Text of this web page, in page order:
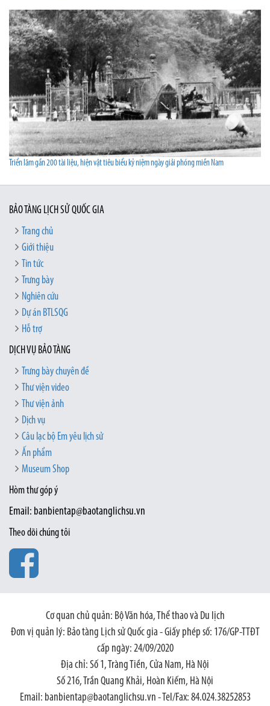
Triển lãm gần 200 tài liệu, hiện vật tiêu biểu kỷ niệm ngày giải phóng miền Nam
BẢO TÀNG LỊCH SỬ QUỐC GIA
Trang chủ
Giới thiệu
Tin tức
Trưng bày
Nghiên cứu
Dự án BTLSQG
Hỗ trợ
DỊCH VỤ BẢO TÀNG
Trưng bày chuyên đề
Thư viện video
Thư viện ảnh
Dịch vụ
Câu lạc bộ Em yêu lịch sử
Ấn phẩm
Museum Shop
Hòm thư góp ý
Email: banbientap@baotanglichsu.vn
Theo dõi chúng tôi
Cơ quan chủ quản: Bộ Văn hóa, Thể thao và Du lịch
Đơn vị quản lý: Bảo tàng Lịch sử Quốc gia - Giấy phép số: 176/GP-TTĐT
cấp ngày: 24/09/2020
Địa chỉ: Số 1, Tràng Tiền, Cửa Nam, Hà Nội
Số 216, Trần Quang Khải, Hoàn Kiếm, Hà Nội
Email: banbientap@baotanglichsu.vn - Tel/Fax: 84.024.38252853